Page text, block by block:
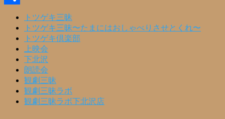
トツゲキ三昧
トツゲキ三昧〜たまにはおしゃべりさせとくれ〜
トツゲキ倶楽部
上映会
下北沢
朗読会
観劇三昧
観劇三昧ラボ
観劇三昧ラボ下北沢店